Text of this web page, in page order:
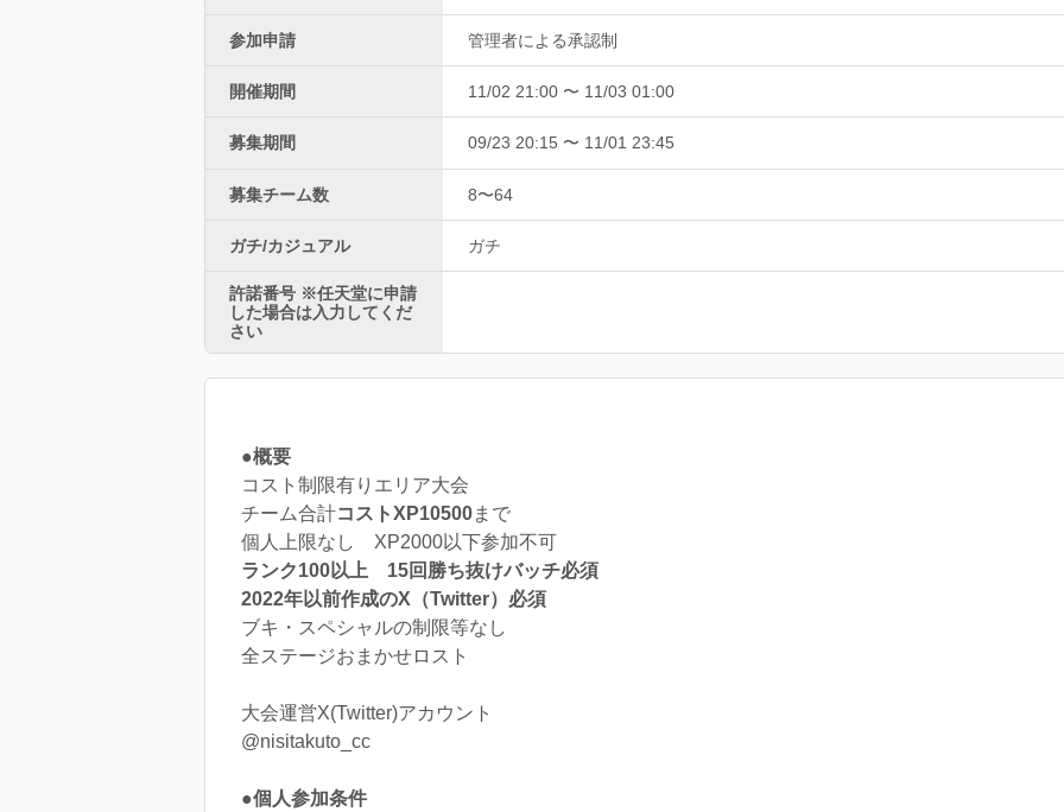
参加申請 管理者による承認制
開催期間 11/02 21:00 〜 11/03 01:00
募集期間 09/23 20:15 〜 11/01 23:45
募集チーム数 8〜64
ガチ/カジュアル ガチ
許諾番号 ※任天堂に申請
した場合は入力してくだ
さい
●概要
コスト制限有りエリア大会
チーム合計コストXP10500まで
個人上限なし XP2000以下参加不可
ランク100以上
15回勝ち抜けバッチ必須
2022年以前作成のX（Twitter）必須
ブキ・スペシャルの制限等なし
全ステージおまかせロスト
大会運営X(Twitter)アカウント
@nisitakuto_cc
●個人参加条件